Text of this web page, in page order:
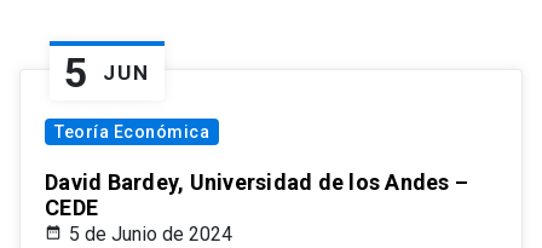
5 JUN
Teoría Económica
David Bardey, Universidad de los Andes –
CEDE
5 de Junio de 2024